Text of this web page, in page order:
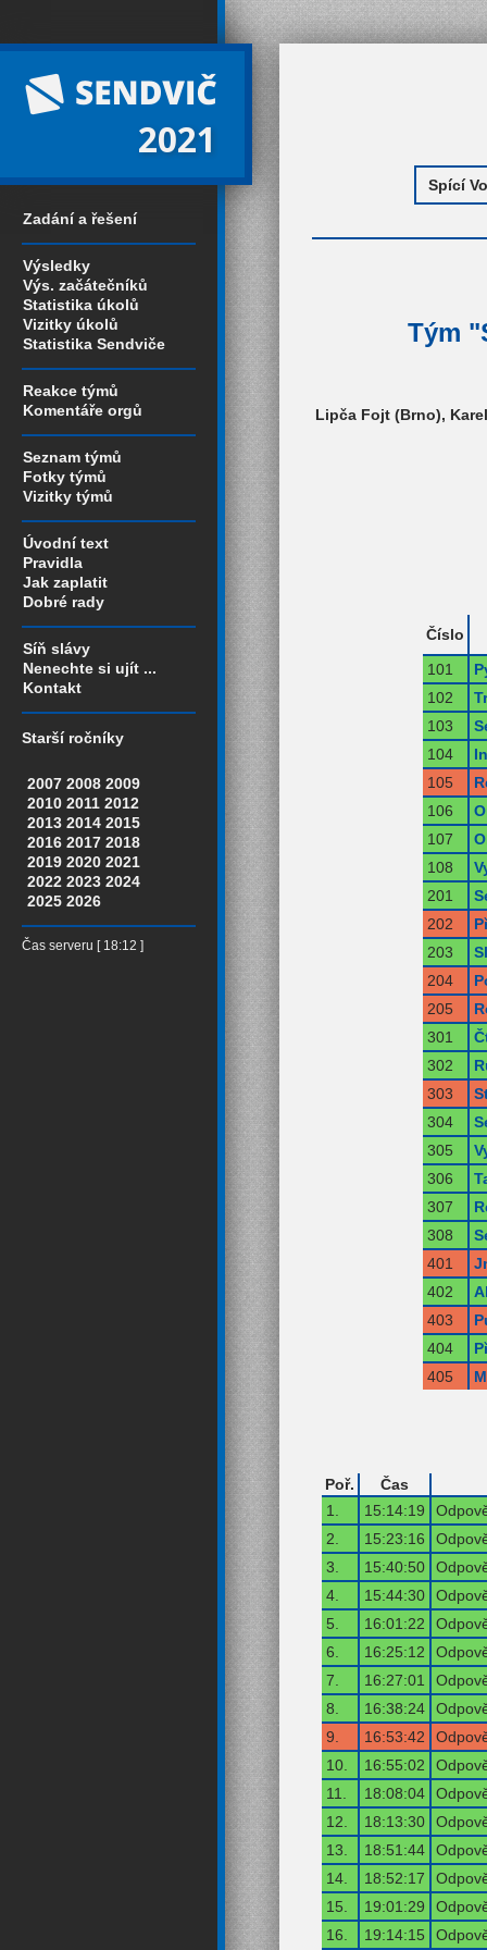
2021
Zadání a řešení
Výsledky
Výs. začátečníků
Statistika úkolů
Vizitky úkolů
Statistika Sendviče
Reakce týmů
Komentáře orgů
Seznam týmů
Fotky týmů
Vizitky týmů
Úvodní text
Pravidla
Jak zaplatit
Dobré rady
Síň slávy
Nenechte si ujít ...
Kontakt
Starší ročníky
2007 2008 2009
2010 2011 2012
2013 2014 2015
2016 2017 2018
2019 2020 2021
2022 2023 2024
2025 2026
Čas serveru [ 18:12 ]
Tým
Lipča Fojt (Brno),
Číslo
101
102
103
104
105
106
107
108
201
202
203
204
205
301
302
303
304
305
306
307
308
401
402
403
404
405
Poř.
Čas
1.
15:14:19
2.
15:23:16
3.
15:40:50
4.
15:44:30
5.
16:01:22
6.
16:25:12
7.
16:27:01
8.
16:38:24
9.
16:53:42
10.
16:55:02
11.
18:08:04
12.
18:13:30
13.
18:51:44
14.
18:52:17
15.
19:01:29
16.
19:14:15